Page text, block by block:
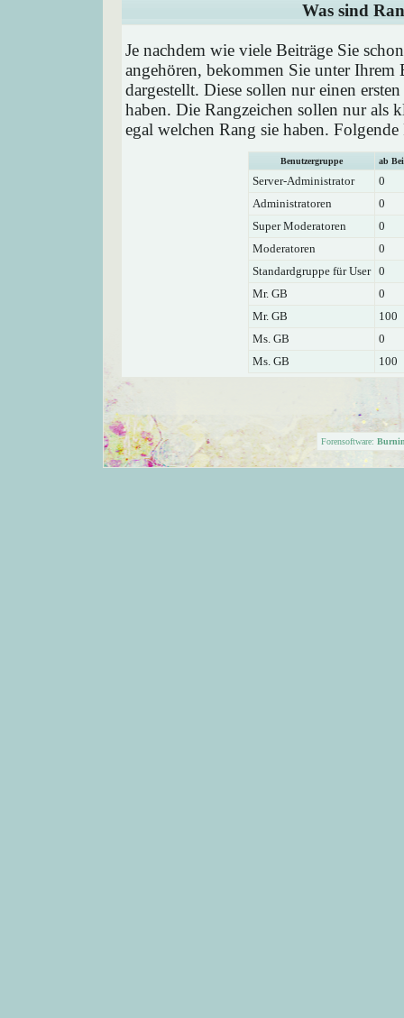
Was sind
Je nachdem wie viele Beiträge Sie
angehören, bekommen Sie unter Ihrem
dargestellt. Diese sollen nur einen
haben. Die Rangzeichen sollen nur als
egal welchen Rang sie haben.
Benutzergruppe ab
Server-Administrator
0
Administratoren
0
Super Moderatoren
0
Moderatoren
0
Standardgruppe für User 0
Mr. GB
0
Mr. GB
100
Ms. GB
0
Ms. GB
100
Forensoftware: